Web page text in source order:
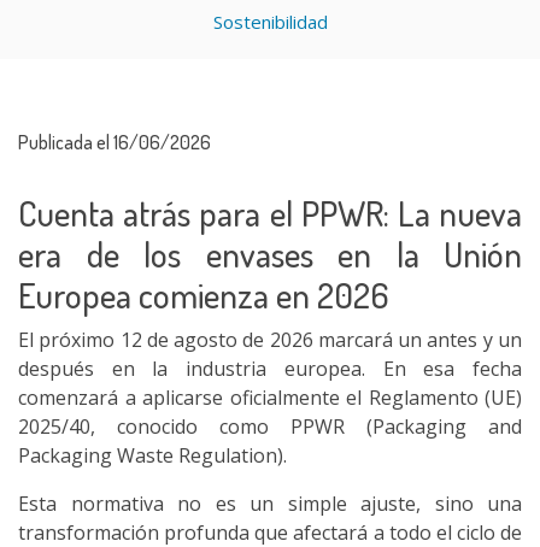
Sostenibilidad
Publicada el 16/06/2026
Cuenta atrás para el PPWR: La nueva
era de los envases en la Unión
Europea comienza en 2026
El próximo 12 de agosto de 2026 marcará un antes y un
después en la industria europea. En esa fecha
comenzará a aplicarse oficialmente el Reglamento (UE)
2025/40, conocido como PPWR (Packaging and
Packaging Waste Regulation).
Esta normativa no es un simple ajuste, sino una
transformación profunda que afectará a todo el ciclo de